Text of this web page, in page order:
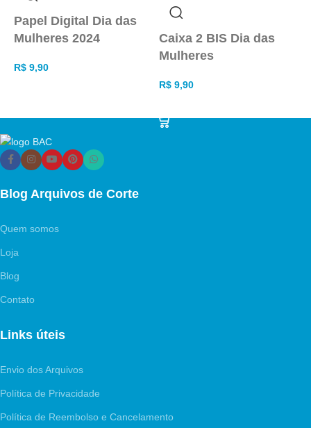
Papel Digital Dia das
Mulheres 2024
R$ 9,90
Caixa 2 BIS Dia das
Mulheres
R$9,90
Blog Arquivos de Corte
Quem somos
Loja
Blog
Contato
Links úteis
Envio dos Arquivos
Política de Privacidade
Política de Reembolso e Cancelamento